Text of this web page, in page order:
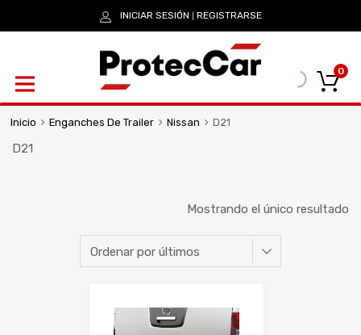
INICIAR SESIÓN REGISTRARSE
0
Inicio Enganches De Trailer Nissan D21
D21
Mostrando el único resultado